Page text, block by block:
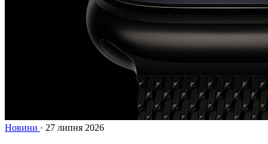
Новини · 27 липня 2026